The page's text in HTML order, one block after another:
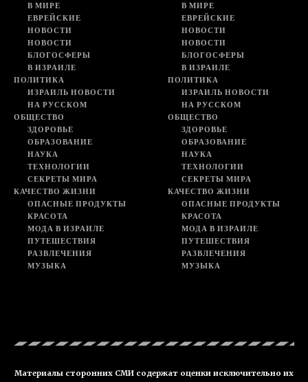
В МИРЕ
ЕВРЕЙСКИЕ
НОВОСТИ
НОВОСТИ
БЛОГОСФЕРЫ
В ИЗРАИЛЕ
ПОЛИТИКА
ИЗРАИЛЬ НОВОСТИ
НА РУССКОМ
ОБЩЕСТВО
ЗДОРОВЬЕ
ОБРАЗОВАНИЕ
НАУКА
ТЕХНОЛОГИИ
СЕКРЕТЫ МИРА
КАЧЕСТВО ЖИЗНИ
ОПАСНЫЕ ПРОДУКТЫ
КРАСОТА
МОДА В ИЗРАИЛЕ
ПУТЕШЕСТВИЯ
РАЗВЛЕЧЕНИЯ
МУЗЫКА
В МИРЕ
ЕВРЕЙСКИЕ
НОВОСТИ
НОВОСТИ
БЛОГОСФЕРЫ
В ИЗРАИЛЕ
ПОЛИТИКА
ИЗРАИЛЬ НОВОСТИ
НА РУССКОМ
ОБЩЕСТВО
ЗДОРОВЬЕ
ОБРАЗОВАНИЕ
НАУКА
ТЕХНОЛОГИИ
СЕКРЕТЫ МИРА
КАЧЕСТВО ЖИЗНИ
ОПАСНЫЕ ПРОДУКТЫ
КРАСОТА
МОДА В ИЗРАИЛЕ
ПУТЕШЕСТВИЯ
РАЗВЛЕЧЕНИЯ
МУЗЫКА
Материалы сторонних СМИ содержат оценки исключительно их